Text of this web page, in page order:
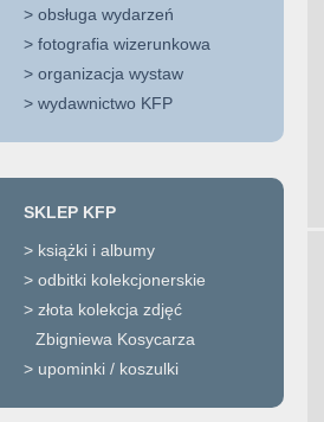
> obsługa wydarzeń
> fotografia wizerunkowa
> organizacja wystaw
> wydawnictwo KFP
SKLEP KFP
> książki i albumy
> odbitki kolekcjonerskie
> złota kolekcja zdjęć
Zbigniewa Kosycarza
> upominki / koszulki